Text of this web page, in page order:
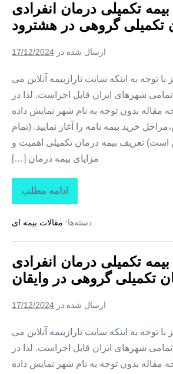
+
بیمه
درمان
تکمیلی
در
بیمه تکمیلی درمان انفرادی
تکمیلی گروهی در هشترود
ارسال شده در 17/12/2024
با توجه به اینکه سایت تارازبیمه آنلاین می
تمامی شهرهای ایران قابل اجراست. لذا در
مقاله بدون توجه به نام شهر نمایش داده
خرید بیمه نامه را آغاز نمایید. (تمام
است) تعریف بیمه درمان تکمیلی اهمیت و
مزایای بیمه درمان […]
ادامه مطلب
تاراز
بیمه
بیمه
درمان
+
بیمه
درمان
تکمیلی
در
دسته‌ها: مقالات بیمه ای
بیمه تکمیلی درمان انفرادی
تکمیلی گروهی در وایقان
ارسال شده در 17/12/2024
با توجه به اینکه سایت تارازبیمه آنلاین می
تمامی شهرهای ایران قابل اجراست. لذا در
مقاله بدون توجه به نام شهر نمایش داده